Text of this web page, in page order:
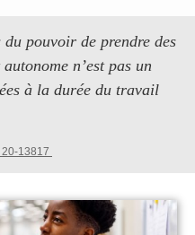
pouvoir de prendre des
n’est pas un
à la durée du travail
13817